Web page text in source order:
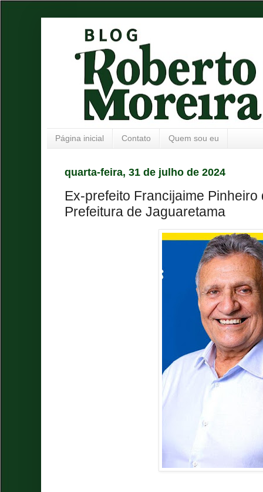
Página inicial Contato Quem sou eu
quarta-feira, 31 de julho de 2024
Ex-prefeito Francijaime Pinheiro
Prefeitura de Jaguaretama